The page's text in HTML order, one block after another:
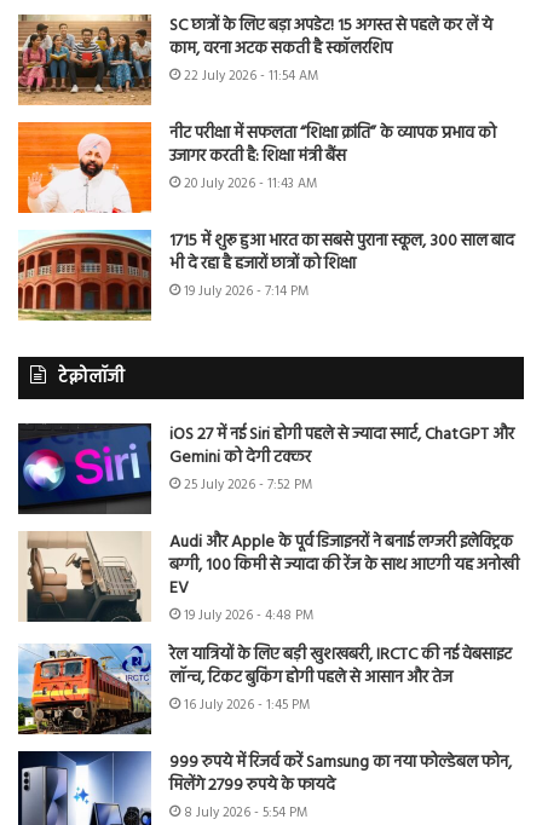
SC छात्रों के लिए बड़ा अपडेट! 15 अगस्त से पहले कर लें ये
काम, वरना अटक सकती है स्कॉलरशिप
22 July 2026 - 11:54 AM
नीट परीक्षा में सफलता “शिक्षा क्रांति” के व्यापक प्रभाव को
उजागर करती है: शिक्षा मंत्री बैंस
20 July 2026 - 11:43 AM
1715 में शुरू हुआ भारत का सबसे पुराना स्कूल, 300 साल बाद
भी दे रहा है हजारों छात्रों को शिक्षा
19 July 2026 - 7:14 PM
टेक्नोलॉजी
iOS 27 में नई Siri होगी पहले से ज्यादा स्मार्ट, ChatGPT और
Gemini को देगी टक्कर
25 July 2026 - 7:52 PM
Audi और Apple के पूर्व डिजाइनरों ने बनाई लग्जरी इलेक्ट्रिक
बग्गी, 100 किमी से ज्यादा की रेंज के साथ आएगी यह अनोखी
EV
19 July 2026 - 4:48 PM
रेल यात्रियों के लिए बड़ी खुशखबरी, IRCTC की नई वेबसाइट
लॉन्च, टिकट बुकिंग होगी पहले से आसान और तेज
16 July 2026 - 1:45 PM
999 रुपये में रिजर्व करें Samsung का नया फोल्डेबल फोन,
मिलेंगे 2799 रुपये के फायदे
8 July 2026 - 5:54 PM